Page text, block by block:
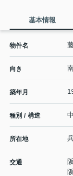
基本情報
物件名
向き
築年月
種別 / 構造
所在地
交通